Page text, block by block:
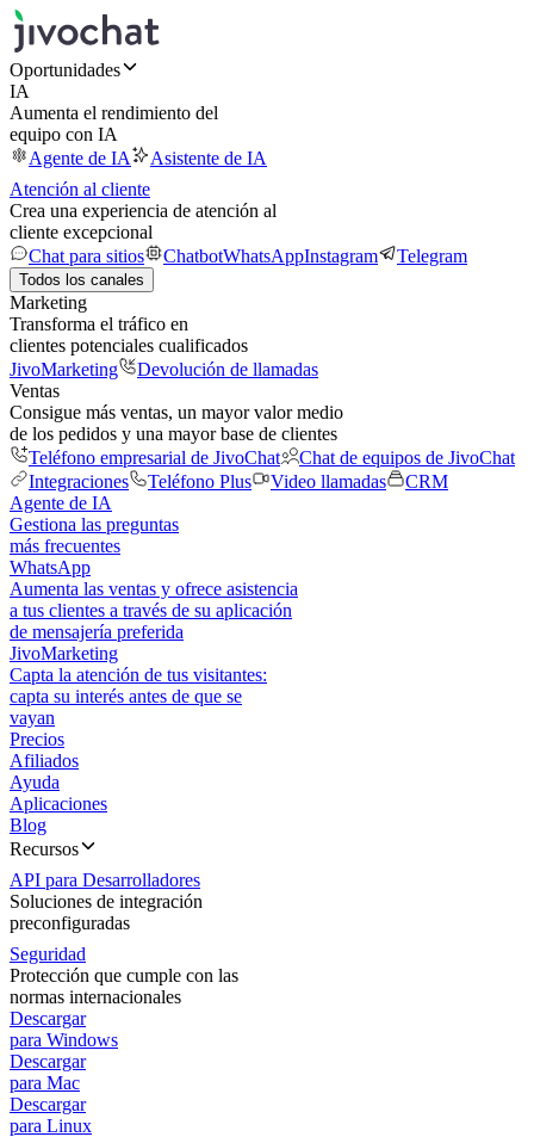
Oportunidades
IA
Aumenta el rendimiento del
equipo con IA
Agente de IA
Asistente de IA
Atención al cliente
Crea una experiencia de atención al
cliente excepcional
Chat para sitios
ChatbotWhatsAppInstagram Telegram
Todos los canales
Marketing
Transforma el tráfico en
clientes potenciales cualificados
JivoMarketing
Devolución de llamadas
Ventas
Consigue más ventas, un mayor valor medio
de los pedidos y una mayor base de clientes
Teléfono empresarial de JivoChat
Chat de equipos de JivoChat
Integraciones
Teléfono Plus Video llamadas
CRM
Agente de IA
Gestiona las preguntas
más frecuentes
WhatsApp
Aumenta las ventas y ofrece asistencia
a tus clientes a través de su aplicación
de mensajería preferida
JivoMarketing
Capta la atención de tus visitantes:
capta su interés antes de que se
vayan
Precios
Afiliados
Ayuda
Aplicaciones
Blog
Recursos
API para Desarrolladores
Soluciones de integración
preconfiguradas
Seguridad
Protección que cumple con las
normas internacionales
Descargar
para Windows
Descargar
para Mac
Descargar
para Linux